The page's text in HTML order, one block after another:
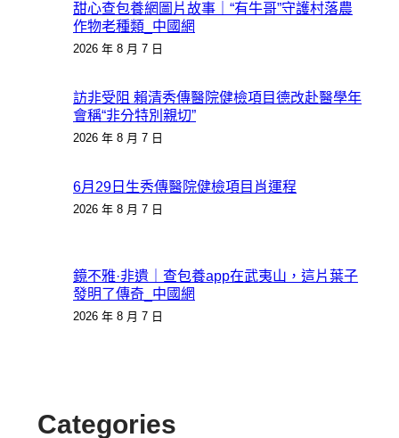
甜心查包養網圖片故事｜“有牛哥”守護村落農
作物老種類_中國網
2026 年 8 月 7 日
訪非受阻 賴清秀傳醫院健檢項目德改赴醫學年
會稱“非分特別親切”
2026 年 8 月 7 日
6月29日生秀傳醫院健檢項目肖運程
2026 年 8 月 7 日
鏡不雅·非遺｜查包養app在武夷山，這片葉子
發明了傳奇_中國網
2026 年 8 月 7 日
Categories